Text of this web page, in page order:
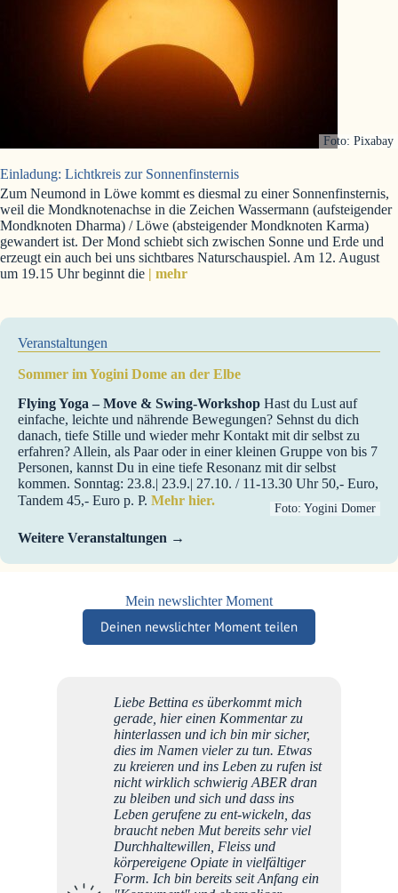
Foto: Pixabay
Einladung: Lichtkreis zur Sonnenfinsternis
Zum Neumond in Löwe kommt es diesmal zu einer Sonnenfinsternis,
weil die Mondknotenachse in die Zeichen Wassermann (aufsteigender
Mondknoten Dharma) / Löwe (absteigender Mondknoten Karma)
gewandert ist. Der Mond schiebt sich zwischen Sonne und Erde und
erzeugt ein auch bei uns sichtbares Naturschauspiel. Am 12. August
um 19.15 Uhr beginnt die | mehr
Veranstaltungen
Sommer im Yogini Dome an der Elbe
Flying Yoga – Move & Swing-Workshop Hast du Lust auf
einfache, leichte und nährende Bewegungen? Sehnst du dich
danach, tiefe Stille und wieder mehr Kontakt mit dir selbst zu
erfahren? Allein, als Paar oder in einer kleinen Gruppe von bis 7
Personen, kannst Du in eine tiefe Resonanz mit dir selbst
kommen. Sonntag: 23.8.| 23.9.| 27.10. / 11-13.30 Uhr 50,- Euro,
Tandem 45,- Euro p. P. Mehr hier.
Foto: Yogini Domer
Weitere Veranstaltungen
Mein newslichter Moment
Deinen newslichter Moment teilen
Liebe Bettina es überkommt mich
gerade, hier einen Kommentar zu
hinterlassen und ich bin mir sicher,
dies im Namen vieler zu tun. Etwas
zu kreieren und ins Leben zu rufen ist
nicht wirklich schwierig ABER dran
zu bleiben und sich und dass ins
Leben gerufene zu ent-wickeln, das
braucht neben Mut bereits sehr viel
Durchhaltewillen, Fleiss und
körpereigene Opiate in vielfältiger
Form. Ich bin bereits seit Anfang ein